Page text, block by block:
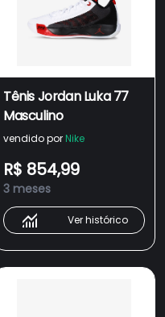
Tênis Jordan Luka 77
Masculino
vendido por Nike
R$ 854,99
3 meses
Ver histórico